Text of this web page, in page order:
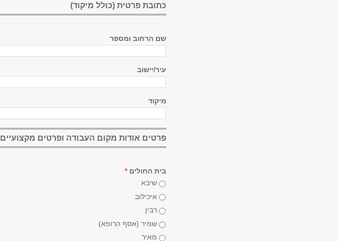
כתובת פרטית (כולל מיקוד)
שם הרחוב ומספר
עיר/יישוב
מיקוד
פרטים אודות מקום העבודה ופרטים מקצועיים
בית החולים*
שיבא
איכילוב
רבין
שמיר (אסף הרופא)
מאיר